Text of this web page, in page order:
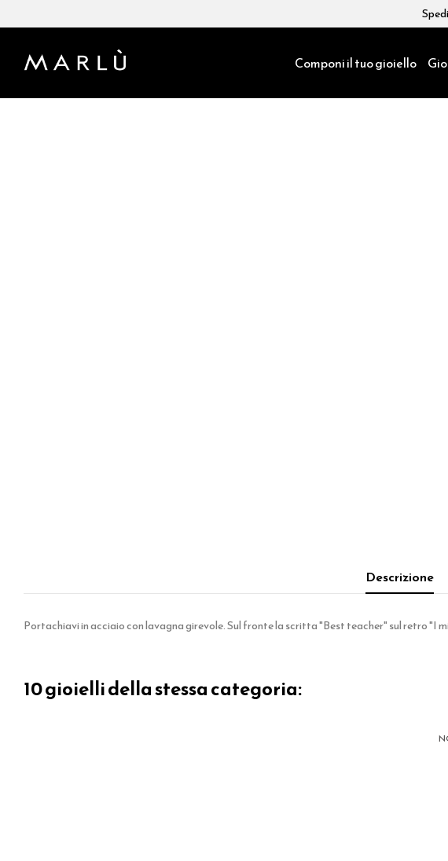
Componi il tuo gioiello
Descrizione
Portachiavi in acciaio con lavagna girevole. Sul fronte la scritta "Best teacher" sul retro "I
10 gioielli della stessa categoria: